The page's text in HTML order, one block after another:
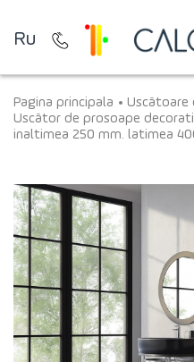
Ru
Pagina principala
Uscătoare
Uscător de prosoape
inaltimea 250 mm. latimea